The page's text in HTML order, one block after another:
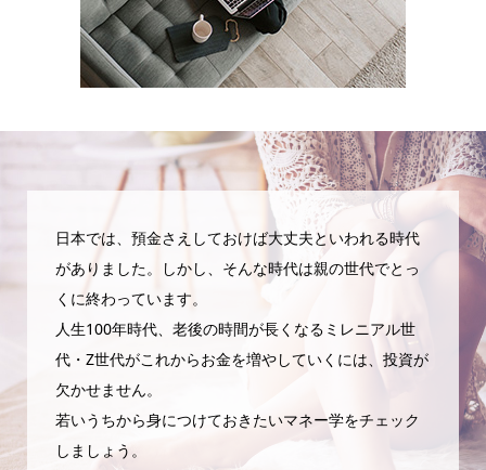
日本では、預金さえしておけば大丈夫といわれる時代
がありました。しかし、そんな時代は親の世代でとっ
くに終わっています。
人生100年時代、老後の時間が長くなるミレニアル世
代・Z世代がこれからお金を増やしていくには、投資が
欠かせません。
若いうちから身につけておきたいマネー学をチェック
しましょう。